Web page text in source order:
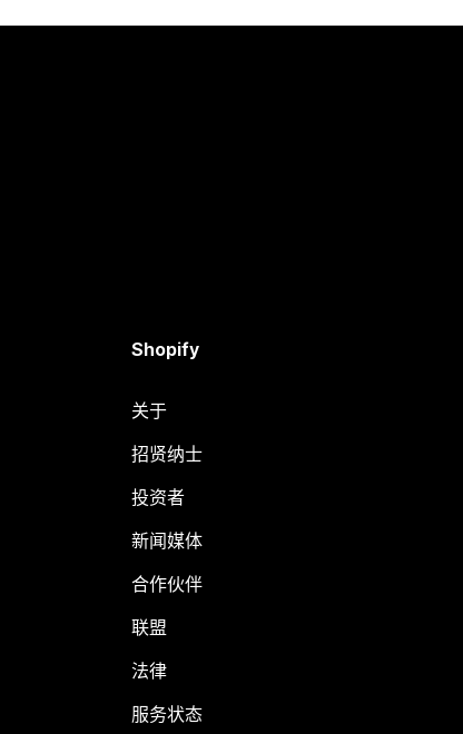
Shopify
关于
招贤纳士
投资者
新闻媒体
合作伙伴
联盟
法律
服务状态